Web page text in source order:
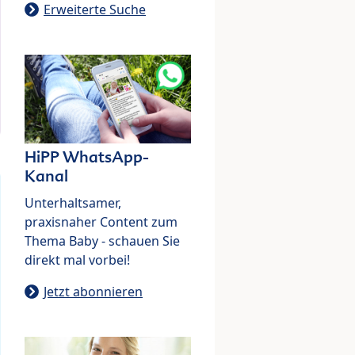
Erweiterte Suche
HiPP WhatsApp-
Kanal
Unterhaltsamer,
praxisnaher Content zum
Thema Baby - schauen Sie
direkt mal vorbei!
Jetzt abonnieren